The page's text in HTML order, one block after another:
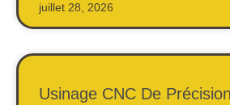
juillet 28, 2026
Usinage CNC De